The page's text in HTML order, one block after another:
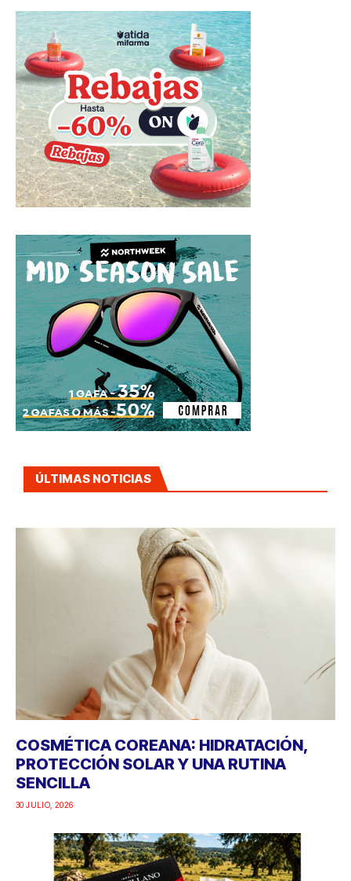
ÚLTIMAS NOTICIAS
COSMÉTICA COREANA: HIDRATACIÓN,
PROTECCIÓN SOLAR Y UNA RUTINA
SENCILLA
30 JULIO, 2026